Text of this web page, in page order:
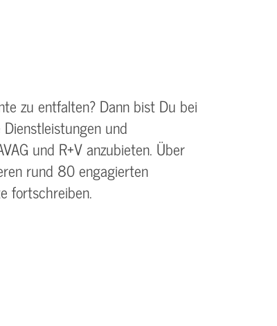
zu entfalten? Dann bist Du bei
und
und R+V anzubieten. Über
rund 80 engagierten
fortschreiben.